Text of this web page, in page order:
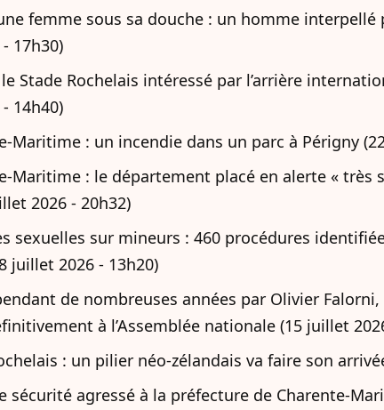
femme sous sa douche : un homme interpellé
17h30)
Stade Rochelais intéressé par l’arrière
14h40)
Maritime : un incendie dans un parc à Périgny
Maritime : le département placé en alerte « très
2026 - 20h32)
sexuelles sur mineurs : 460 procédures
juillet 2026 - 13h20)
de nombreuses années par Olivier
à l’Assemblée nationale (15 juillet
: un pilier néo-zélandais va faire son
sécurité agressé à la préfecture de Charente-